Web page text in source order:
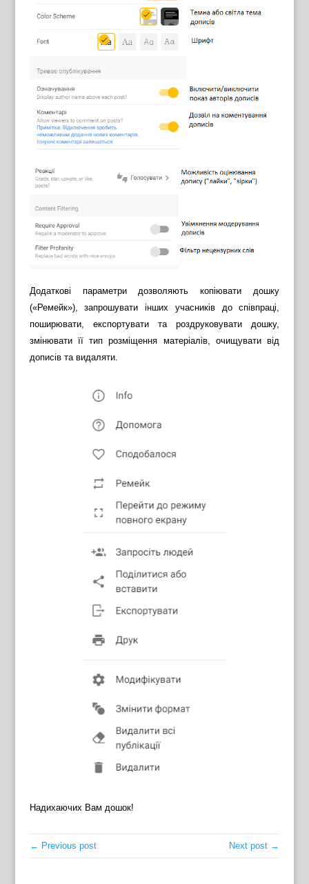
Додаткові параметри дозволяють копіювати дошку
(«Ремейк»), запрошувати інших учасників до співпраці,
поширювати, експортувати та роздруковувати дошку,
змінювати її тип розміщення матеріалів, очищувати від
дописів та видаляти.
Надихаючих Вам дошок!
← Previous post Next post →